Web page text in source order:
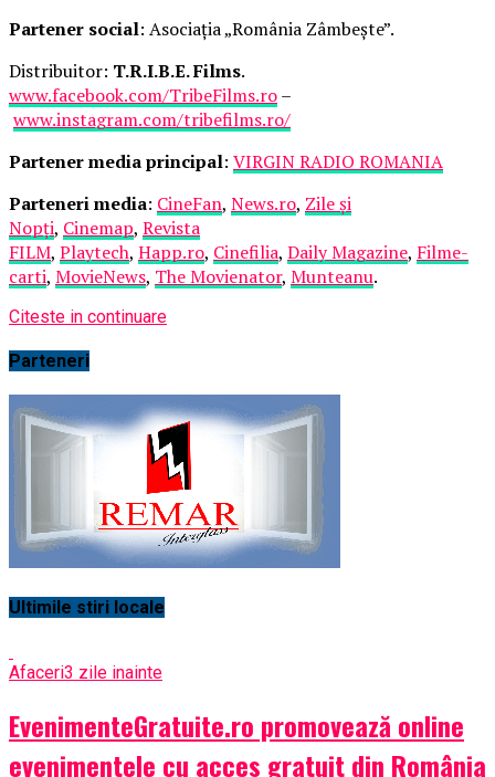
Partener social: Asociația „România Zâmbește”.
Distribuitor: T.R.I.B.E. Films.
www.facebook.com/TribeFilms.ro–
www.instagram.com/tribefilms.ro/
Partener media principal: VIRGIN RADIO ROMANIA
Parteneri media: CineFan, News.ro, Zile și
Nopți, Cinemap, Revista
FILM, Playtech, Happ.ro, Cinefilia, Daily Magazine, Filme-
carti, MovieNews, The Movienator, Munteanu.
Citeste in continuare
Parteneri
Ultimile stiri locale
Afaceri3 zile inainte
EvenimenteGratuite.ro promovează online
evenimentele cu acces gratuit din România